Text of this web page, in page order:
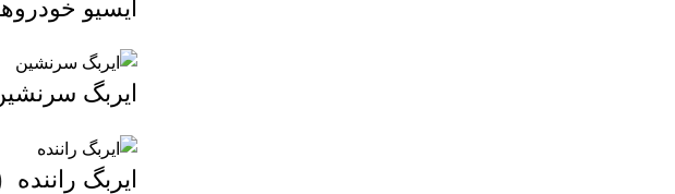
ایسیو
ایربگ
ایربگ راننده